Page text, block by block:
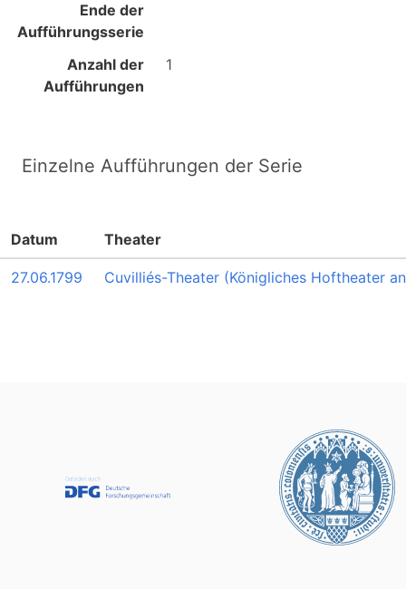
Ende der
Aufführungsserie
Anzahl der
Aufführungen
1
Einzelne Aufführungen der Serie
Datum Theater
27.06.1799 Cuvilliés-Theater (Königliches Hoftheater